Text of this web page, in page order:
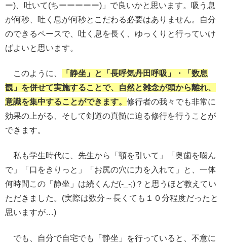
ー)、吐いて(ちーーーーー)」で良いかと思います。吸う息
が何秒、吐く息が何秒とこだわる必要はありません。自分
のできるペースで、吐く息を長く、ゆっくりと行っていけ
ばよいと思います。
このように、
「静坐」と「長呼気丹田呼吸」・「数息
観」を併せて実施することで、自然と雑念が頭から離れ、
意識を集中することができます。 修行者の我々でも非常に
効果の上がる、そして剣道の真髄に迫る修行を行うことが
できます。
私も学生時代に、先生から「顎を引いて」「奥歯を噛ん
で」「口をきりっと」「お尻の穴に力を入れて」と、一体
何時間この「静坐」は続くんだ(-_-;)？と思うほど教えてい
ただきました。(実際は数分～長くても１０分程度だったと
思いますが…)
でも、自分で自宅でも「静坐」を行っていると、不意に